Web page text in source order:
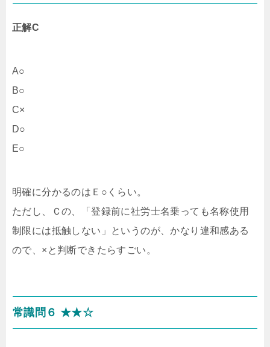
正解C
A○
B○
C×
D○
E○
明確に分かるのはＥ○くらい。
ただし、Ｃの、「登録前に社労士名乗っても名称使用
制限には抵触しない」というのが、かなり違和感ある
ので、×と判断できたらすごい。
常識問６ ★★☆